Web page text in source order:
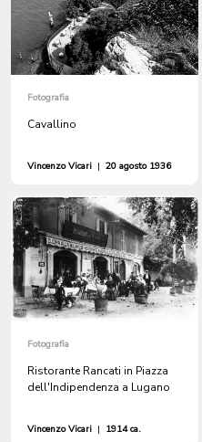
Fotografia
Cavallino
Vincenzo Vicari | 20 agosto 1936
Fotografia
Ristorante Rancati in Piazza
dell'Indipendenza a Lugano
Vincenzo Vicari | 1914 ca.